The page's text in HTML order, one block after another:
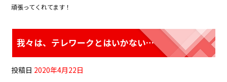
頑張ってくれてます！
我々は、テレワークとはいかない…
投稿日 2020年4月22日